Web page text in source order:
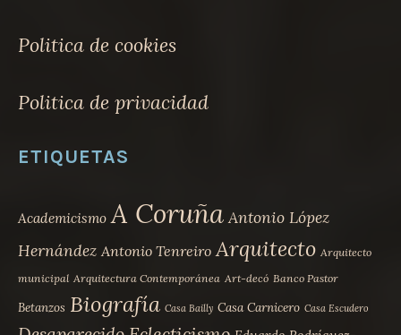
Politica de cookies
Politica de privacidad
ETIQUETAS
Academicismo A Coruña Antonio López
Hernández Antonio Tenreiro Arquitecto Arquitecto
municipal Arquitectura Contemporánea Art-decó Banco Pastor
Betanzos Biografía Casa Bailly Casa Carnicero Casa Escudero